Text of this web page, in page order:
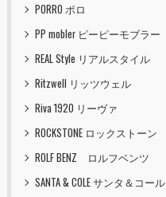
PORRO ポロ
PP mobler ピーピーモブラー
REAL Style リアルスタイル
Ritzwell リッツウェル
Riva 1920 リーヴァ
ROCKSTONE ロックストーン
ROLF BENZ ロルフベンツ
SANTA & COLE サンタ＆コール